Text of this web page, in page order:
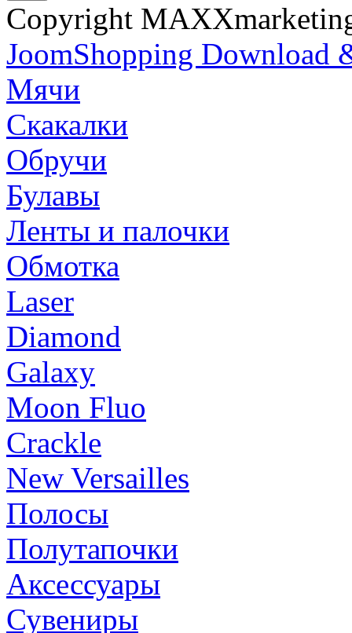
Copyright
JoomShopping Download
Мячи
Скакалки
Обручи
Булавы
Ленты и палочки
Обмотка
Laser
Diamond
Galaxy
Moon Fluo
Crackle
New Versailles
Полосы
Полутапочки
Аксессуары
Сувениры